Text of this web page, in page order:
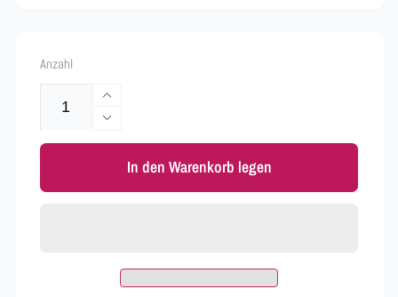
Anzahl
Erhöhe
die
Menge
Edelstahl
❤️‍🔥
Verringere
die
Menge
für
vergoldeter
Edelstahl
In den Warenkorb legen